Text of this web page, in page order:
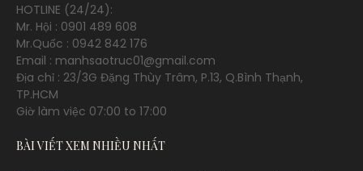
HOTLINE (24/24):
Mr. Hội : 0901 489 608
Mr.Quốc : 0942 842 176
Email : manhsaotruc01@gmail.com
Địa chỉ : 23/3G Đặng Thùy Trâm, P.13, Q.Bình Thạnh,
TP.HCM
Giờ làm việc 07:00 to 17:00
BÀI VIẾT XEM NHIỀU NHẤT